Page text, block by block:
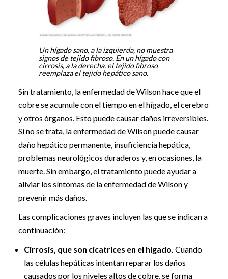
Un hígado sano, a la izquierda, no muestra
signos de tejido fibroso. En un hígado con
cirrosis, a la derecha, el tejido fibroso
reemplaza el tejido hepático sano.
Sin tratamiento, la enfermedad de Wilson hace que el
cobre se acumule con el tiempo en el hígado, el cerebro
y otros órganos. Esto puede causar daños irreversibles.
Si no se trata, la enfermedad de Wilson puede causar
daño hepático permanente, insuficiencia hepática,
problemas neurológicos duraderos y, en ocasiones, la
muerte. Sin embargo, el tratamiento puede ayudar a
aliviar los síntomas de la enfermedad de Wilson y
prevenir más daños.
Las complicaciones graves incluyen las que se indican a
continuación:
Cirrosis, que son cicatrices en el hígado. Cuando
las células hepáticas intentan reparar los daños
causados por los niveles altos de cobre, se forma